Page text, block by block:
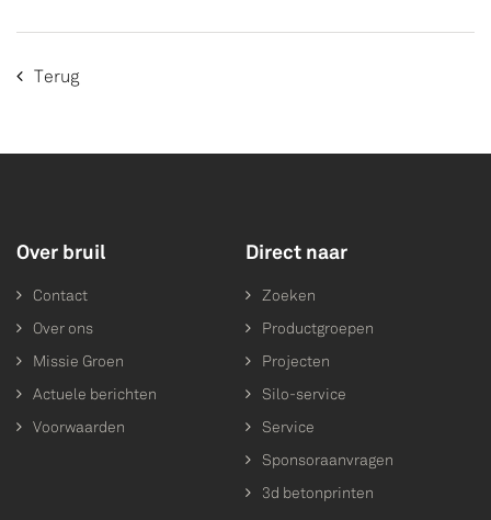
Terug
Over bruil
Contact
Over ons
Missie Groen
Actuele berichten
Voorwaarden
Direct naar
Zoeken
Productgroepen
Projecten
Silo-service
Service
Sponsoraanvragen
3d betonprinten